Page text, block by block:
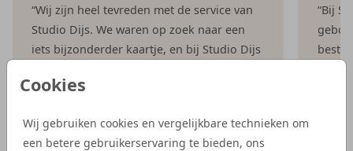
Cookies
Wij gebruiken cookies en vergelijkbare technieken om
een betere gebruikerservaring te bieden, ons
“Wij zijn heel tevreden met de service van
Studio Dijs. We waren op zoek naar een
iets bijzonderder kaartje, en bij Studio Dijs
de proefdruk als de daadwerkelijke
- Kelly
“Bij